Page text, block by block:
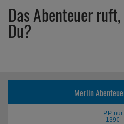
Das Abenteuer
Du?
Merlin
P.P. nur
139€